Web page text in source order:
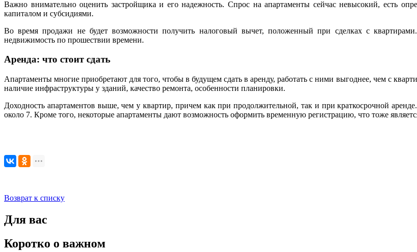
Важно внимательно оценить застройщика и его надежность. Спрос на апартаменты сейчас невысокий, есть
капиталом и субсидиями.
Во время продажи не будет возможности получить налоговый вычет, положенный при сделках с
недвижимость по прошествии времени.
Аренда: что стоит сдать
Апартаменты многие приобретают для того, чтобы в будущем сдать в аренду, работать с ними выгоднее, чем с
наличие инфраструктуры у зданий, качество ремонта, особенности планировки.
Доходность апартаментов выше, чем у квартир, причем как при продолжительной, так и при краткосрочной
около 7. Кроме того, некоторые апартаменты дают возможность оформить временную регистрацию, что тоже
Возврат к списку
Для вас
Коротко о важном